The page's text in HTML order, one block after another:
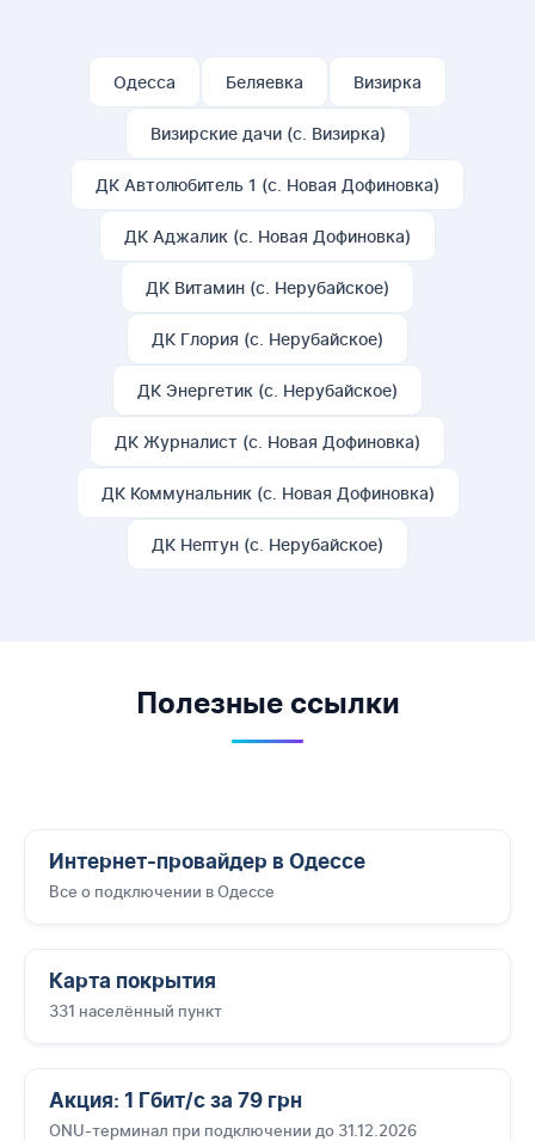
Одесса Беляевка Визирка
Визирские дачи (с. Визирка)
ДК Автолюбитель 1 (с. Новая Дофиновка)
ДК Аджалик (с. Новая Дофиновка)
ДК Витамин (с. Нерубайское)
ДК Глория (с. Нерубайское)
ДК Энергетик (с. Нерубайское)
ДК Журналист (с. Новая Дофиновка)
ДК Коммунальник (с. Новая Дофиновка)
ДК Нептун (с. Нерубайское)
Полезные ссылки
Интернет-провайдер в Одессе
Все о подключении в Одессе
Карта покрытия
331 населённый пункт
Акция: 1 Гбит/с за 79 грн
ONU-терминал при подключении до 31.12.2026